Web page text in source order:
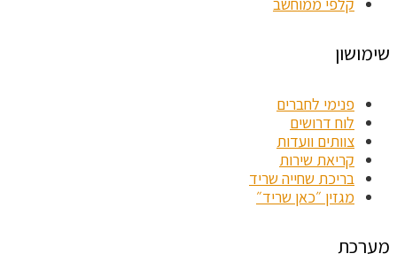
שימושון
פנימי לחברים
לוח דרושים
צוותים וועדות
קריאת שירות
בריכת שחייה שריד
מגזין ״כאן שריד״
מערכת